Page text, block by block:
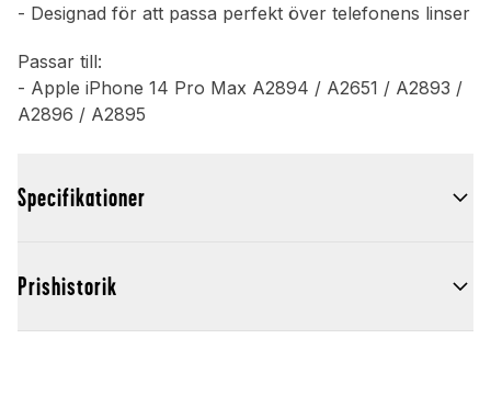
- Designad för att passa perfekt över telefonens linser
Passar till:
- Apple iPhone 14 Pro Max A2894 / A2651 / A2893 /
A2896 / A2895
Specifikationer
Prishistorik